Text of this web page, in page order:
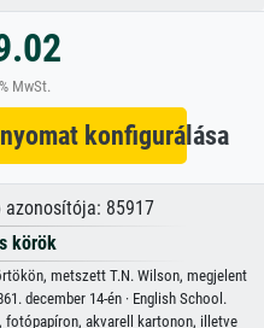
MwSt.
konfigurálása
85917
körök
metszett T.N. Wilson, megjelent
december 14-én · English School.
fotópapíron, akvarell kartonon, illetve